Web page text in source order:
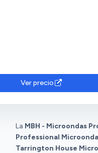
Ver precio
La MBH - Microondas
Professional
Tarrington House